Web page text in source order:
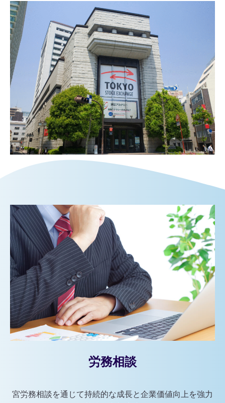
労務相談
宮労務相談を通じて持続的な成長と企業価値向上を強力